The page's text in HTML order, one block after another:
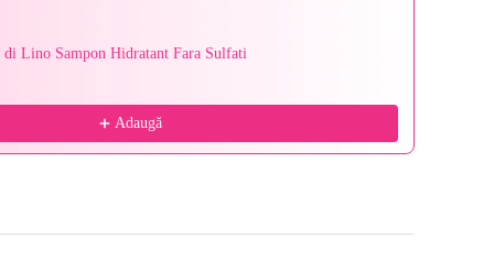
Lino Sampon Hidratant Fara Sulfati
Adaugă